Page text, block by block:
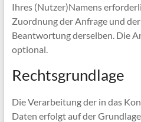
Ihres (Nutzer)Namens
Zuordnung der Anfrage und
Beantwortung derselben. Die
optional.
Rechtsgrundlage
Die Verarbeitung der in das
Daten erfolgt auf der